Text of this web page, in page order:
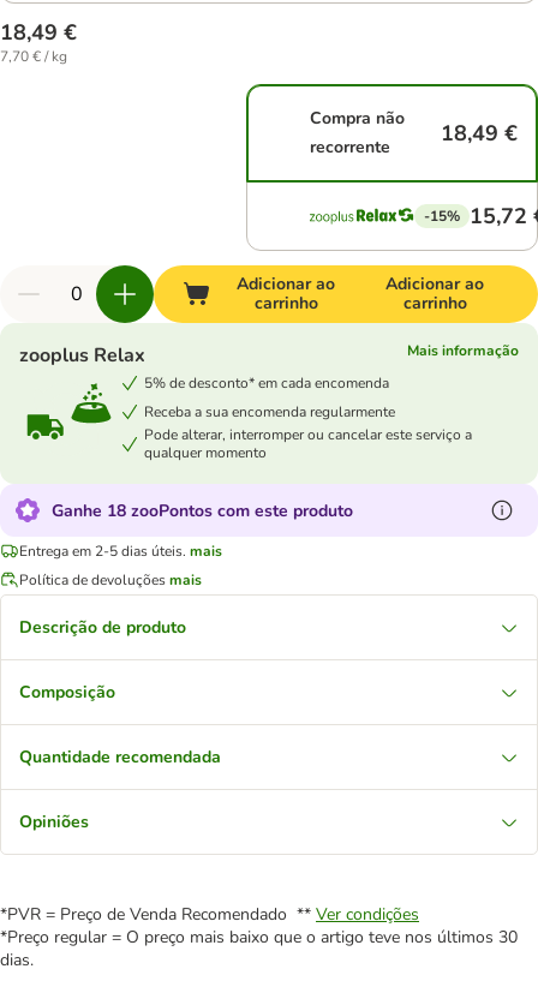
18,49 €
7,70 € / kg
Compra não
recorrente
18,49 €
-15% 15,72
Adicionar ao
carrinho
Adicionar ao
carrinho
zooplus Relax
Mais informação
5% de desconto* em cada encomenda
Receba a sua encomenda regularmente
Pode alterar, interromper ou cancelar este serviço a
qualquer momento
Ganhe 18 zooPontos com este produto
Entrega em 2-5 dias úteis. mais
Política de devoluçõesmais
Descrição de produto
Composição
Quantidade recomendada
Opiniões
*PVR = Preço de Venda Recomendado ** Ver condições
*Preço regular = O preço mais baixo que o artigo teve nos últimos 30
dias.